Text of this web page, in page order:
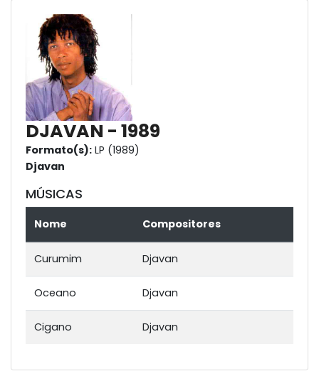
DJAVAN - 1989
Formato(s): LP (1989)
Djavan
MÚSICAS
Nome Compositores
Curumim Djavan
Oceano Djavan
Cigano Djavan